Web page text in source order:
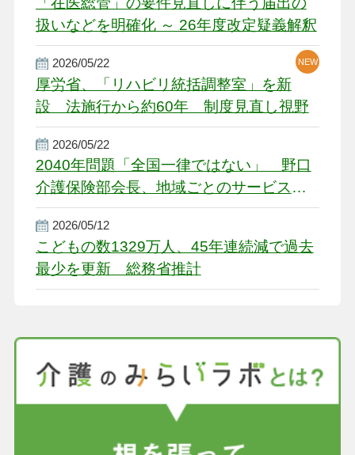
扱いなどを明確化 ～ 26年度改定疑義解釈
2026/05/22
厚労省、「リハビリ統括調整室」を新
設 法施行から約60年 制度見直し視野
NEW
2026/05/22
2040年問題「全国一律ではない」 野口
介護保険部会長、地域ごとのサービス基
盤整備を促す
2026/05/12
こどもの数1329万人、45年連続減で過去
最少を更新 総務省推計